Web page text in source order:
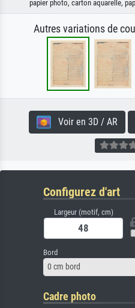
papier photo, carton aquarelle,
Autres variations de
Voir en 3D / AR
Configurez d'art
Largeur (motif, cm)
Bord
0 cm bord
Cadre photo